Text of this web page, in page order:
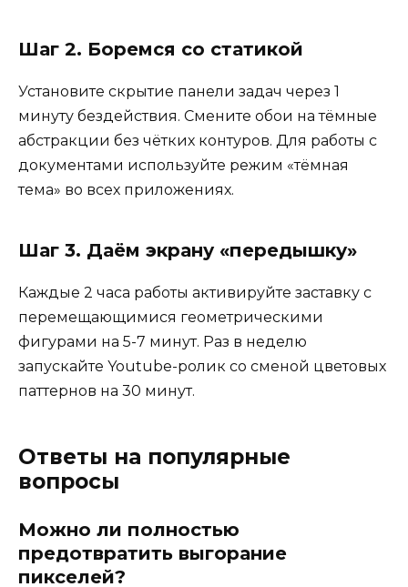
Шаг 2. Боремся со статикой
Установите скрытие панели задач через 1
минуту бездействия. Смените обои на тёмные
абстракции без чётких контуров. Для работы с
документами используйте режим «тёмная
тема» во всех приложениях.
Шаг 3. Даём экрану «передышку»
Каждые 2 часа работы активируйте заставку с
перемещающимися геометрическими
фигурами на 5-7 минут. Раз в неделю
запускайте Youtube-ролик со сменой цветовых
паттернов на 30 минут.
Ответы на популярные
вопросы
Можно ли полностью
предотвратить выгорание
пикселей?